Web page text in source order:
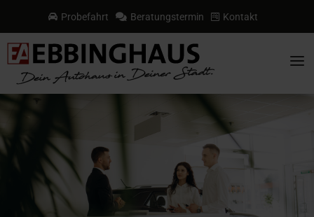
 Probefahrt  Beratungstermin  Kontakt
a